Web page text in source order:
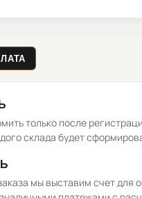
только после
склада будет
мы выставим счет для